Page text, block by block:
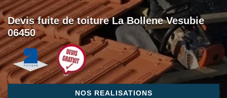
Devis fuite de toiture La Bollene Vesubie
06450
NOS REALISATIONS